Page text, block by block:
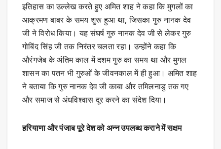
इतिहास का उल्लेख करते हुए अमित शाह ने कहा कि मुगलों का
आक्रमण बाबर के समय शुरू हुआ था, जिसका गुरु नानक देव
जी ने विरोध किया। यह संघर्ष गुरु नानक देव जी से लेकर गुरु
गोबिंद सिंह जी तक निरंतर चलता रहा। उन्होंने कहा कि
औरंगजेब के अंतिम काल में दशम गुरु का समय था और मुगल
शासन का पतन भी गुरुओं के जीवनकाल में ही हुआ। अमित शाह
ने बताया कि गुरु नानक देव जी काबा और तमिलनाडु तक गए
और समाज से अंधविश्वास दूर करने का संदेश दिया।
हरियाणा और पंजाब पूरे देश को अन्न उपलब्ध कराने में सक्षम